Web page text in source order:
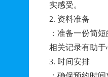
实感受。
2. 资料准备
：准备一份简
相关记录有助于
3. 时间安排